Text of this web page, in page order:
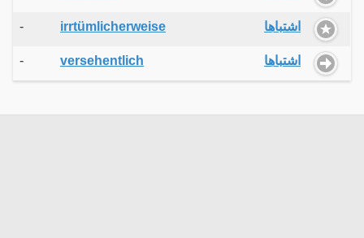
- irrtümlicherweise اشتباها
- versehentlich اشتباها